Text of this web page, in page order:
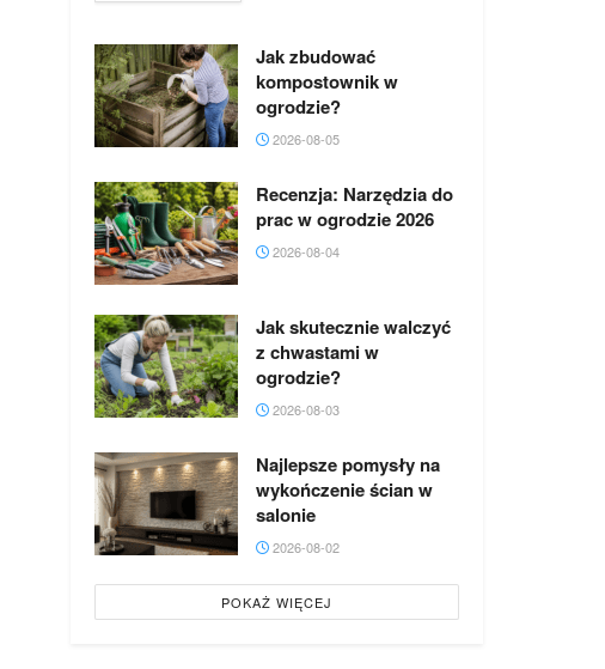
Jak zbudować
kompostownik w
ogrodzie?
2026-08-05
Recenzja: Narzędzia do
prac w ogrodzie 2026
2026-08-04
Jak skutecznie walczyć
z chwastami w
ogrodzie?
2026-08-03
Najlepsze pomysły na
wykończenie ścian w
salonie
2026-08-02
POKAŻ WIĘCEJ